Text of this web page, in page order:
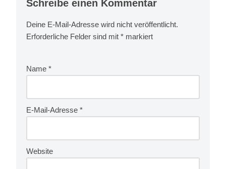
Schreibe einen Kommentar
Deine E-Mail-Adresse wird nicht veröffentlicht.
Erforderliche Felder sind mit* markiert
Name*
E-Mail-Adresse*
Website